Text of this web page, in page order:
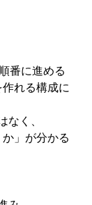
番に進める
れる構成に
く、
」が分かる